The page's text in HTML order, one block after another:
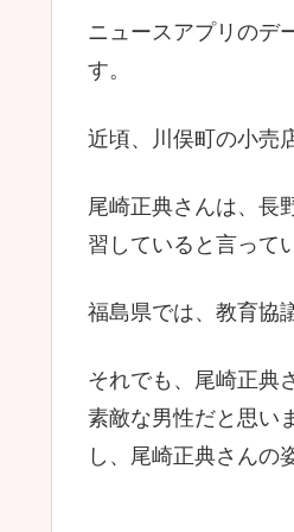
ニュースアプリのデ
す。
近頃、川俣町の小売
尾崎正典さんは、長
習していると言って
福島県では、教育協
それでも、尾崎正典
素敵な男性だと思い
し、尾崎正典さんの